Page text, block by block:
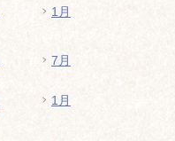
1月
7月
1月